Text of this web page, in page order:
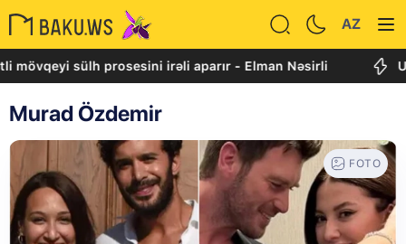
AZ
sülh prosesini irəli aparır - Elman Nəsirli
Murad Özdemir
FOTO